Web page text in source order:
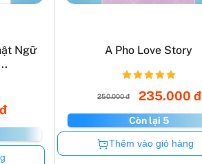
Ngữ
A Pho Love Story
250.000 đ 235.000 đ
Còn lại 5
Còn hàng
Thêm vào giỏ hàng